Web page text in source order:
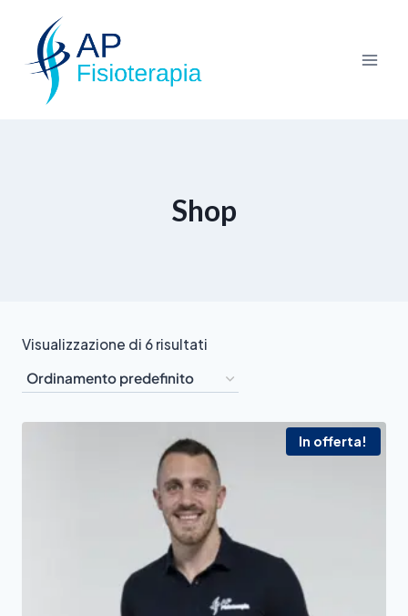
Shop
Visualizzazione di 6 risultati
In offerta!